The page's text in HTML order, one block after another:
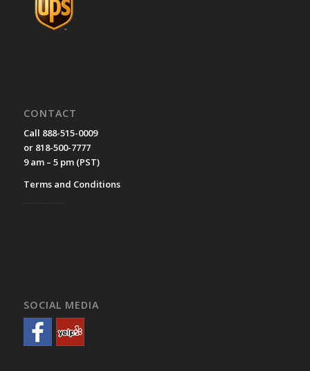
CONTACT
Call 888-515-0009
or 818-500-7777
9 am – 5 pm (PST)
Terms and Conditions
SOCIAL MEDIA